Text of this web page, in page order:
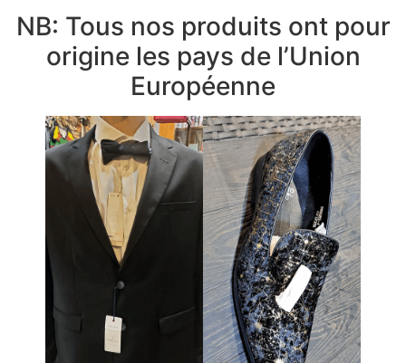
NB: Tous nos produits ont pour
origine les pays de l’Union
Européenne